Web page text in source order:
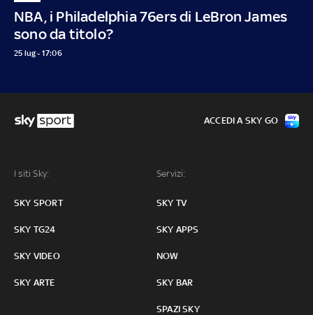
NBA, i Philadelphia 76ers di LeBron James
sono da titolo?
25 lug - 17:06
I siti Sky:
SKY SPORT
SKY TG24
SKY VIDEO
SKY ARTE
Servizi:
SKY TV
SKY APPS
NOW
SKY BAR
SPAZI SKY
ACCEDI A SKY GO